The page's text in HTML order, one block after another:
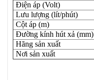
Điện áp (Volt)
Lưu lượng (lít/phút)
Cột áp (m)
Đường kính hút xả (mm)
Hãng sản xuất
Nơi sản xuất